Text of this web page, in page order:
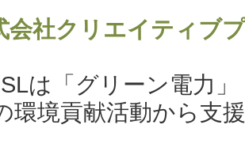
会社クリエイティブ
は「グリーン電力
環境貢献活動から支